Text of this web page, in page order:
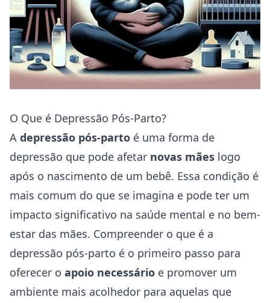
O Que é Depressão Pós-Parto?
A depressão pós-parto é uma forma de
depressão que pode afetar novas mães logo
após o nascimento de um bebê. Essa condição é
mais comum do que se imagina e pode ter um
impacto significativo na saúde mental e no bem-
estar das mães. Compreender o que é a
depressão pós-parto é o primeiro passo para
oferecer o apoio necessário e promover um
ambiente mais acolhedor para aquelas que